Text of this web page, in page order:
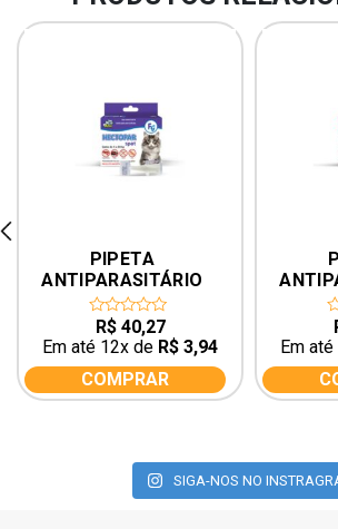
PIPETA
ANTIPARASITÁRIO
PARA PULGA MON
AMI HECTOPAR SPOT
PARA GATO DE 4KG A
10KG
out
of
5
R$40,27
Em até 12x de R$ 3,94
COMPRAR
AMI
PARA
of
5
Em
SIGA-NOS NO